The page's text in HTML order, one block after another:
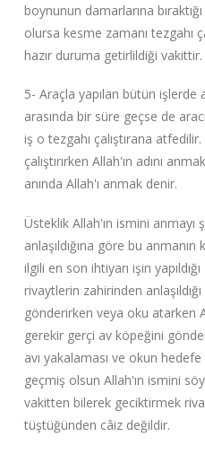
boynunun damarlarına
olursa kesme zamanı tezgahı
hazır duruma getirlildiği vakittir.
5- Araçla yapılan bütün işlerde
arasında bir süre geçse de
iş o tezgahı çalıştırana
çalıştırırken Allah'ın adını
anında Allah'ı anmak denir.
Üsteklik Allah'ın ismini anmayı
anlaşıldığına göre bu
ilgili en son ihtiyarı işin
rivaytlerin zahirinden
gönderirken veya oku atarken
gerekir gerçi av köpeğini
avı yakalaması ve okun
geçmiş olsun Allah'ın ismini
vakitten bilerek geciktirmek
tüştüğünden câiz değildir.